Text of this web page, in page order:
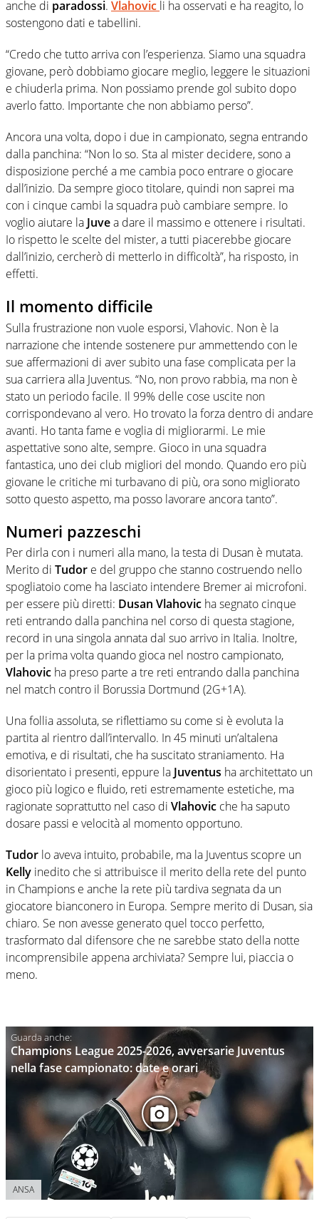
anche di paradossi. Vlahovic li ha osservati e ha reagito, lo
sostengono dati e tabellini.
“Credo che tutto arriva con l’esperienza. Siamo una squadra
giovane, però dobbiamo giocare meglio, leggere le situazioni
e chiuderla prima. Non possiamo prende gol subito dopo
averlo fatto. Importante che non abbiamo perso”.
Ancora una volta, dopo i due in campionato, segna entrando
dalla panchina: “Non lo so. Sta al mister decidere, sono a
disposizione perché a me cambia poco entrare o giocare
dall’inizio. Da sempre gioco titolare, quindi non saprei ma
con i cinque cambi la squadra può cambiare sempre. Io
voglio aiutare la Juvea dare il massimo e ottenere i risultati.
Io rispetto le scelte del mister, a tutti piacerebbe giocare
dall’inizio, cercherò di metterlo in difficoltà”, ha risposto, in
effetti.
Il momento difficile
Sulla frustrazione non vuole esporsi, Vlahovic. Non è la
narrazione che intende sostenere pur ammettendo con le
sue affermazioni di aver subito una fase complicata per la
sua carriera alla Juventus. “No, non provo rabbia, ma non è
stato un periodo facile. Il 99% delle cose uscite non
corrispondevano al vero. Ho trovato la forza dentro di andare
avanti. Ho tanta fame e voglia di migliorarmi. Le mie
aspettative sono alte, sempre. Gioco in una squadra
fantastica, uno dei club migliori del mondo. Quando ero più
giovane le critiche mi turbavano di più, ora sono migliorato
sotto questo aspetto, ma posso lavorare ancora tanto”.
Numeri pazzeschi
Per dirla con i numeri alla mano, la testa di Dusan è mutata.
Merito di Tudor e del gruppo che stanno costruendo nello
spogliatoio come ha lasciato intendere Bremer ai microfoni.
per essere più diretti: Dusan Vlahovic ha segnato cinque
reti entrando dalla panchina nel corso di questa stagione,
record in una singola annata dal suo arrivo in Italia. Inoltre,
per la prima volta quando gioca nel nostro campionato,
Vlahovic ha preso parte a tre reti entrando dalla panchina
nel match contro il Borussia Dortmund (2G+1A).
Una follia assoluta, se riflettiamo su come si è evoluta la
partita al rientro dall’intervallo. In 45 minuti un’altalena
emotiva, e di risultati, che ha suscitato straniamento. Ha
disorientato i presenti, eppure la Juventus ha architettato un
gioco più logico e fluido, reti estremamente estetiche, ma
ragionate soprattutto nel caso di Vlahovic che ha saputo
dosare passi e velocità al momento opportuno.
Tudor lo aveva intuito, probabile, ma la Juventus scopre un
Kelly inedito che si attribuisce il merito della rete del punto
in Champions e anche la rete più tardiva segnata da un
giocatore bianconero in Europa. Sempre merito di Dusan, sia
chiaro. Se non avesse generato quel tocco perfetto,
trasformato dal difensore che ne sarebbe stato della notte
incomprensibile appena archiviata? Sempre lui, piaccia o
meno.
Champions League 2025-2026, avversarie Juventus
nella fase campionato: date e orari
ANSA